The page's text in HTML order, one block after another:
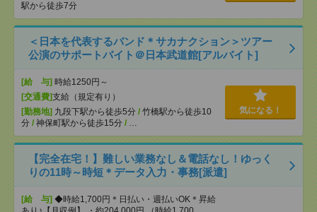
駅から徒歩7分
＜日本を代表するバンド＊サカナクション＞ツアー
公演のサポートバイト＠日本武道館[アルバイト]
[給 与] 時給1250円～
[交通費]支給（規定有り）
[勤務地] 九段下駅から徒歩5分 / 竹橋駅から徒歩10
分 / 神保町駅から徒歩15分 / …
気になる！
【完全在宅！】難しい業務なし＆電話なし！ゆっく
りの11時～時短＊データ入力・事務[派遣]
[給 与] ◆時給1,700円＊日払い・週払いOK＊昇給